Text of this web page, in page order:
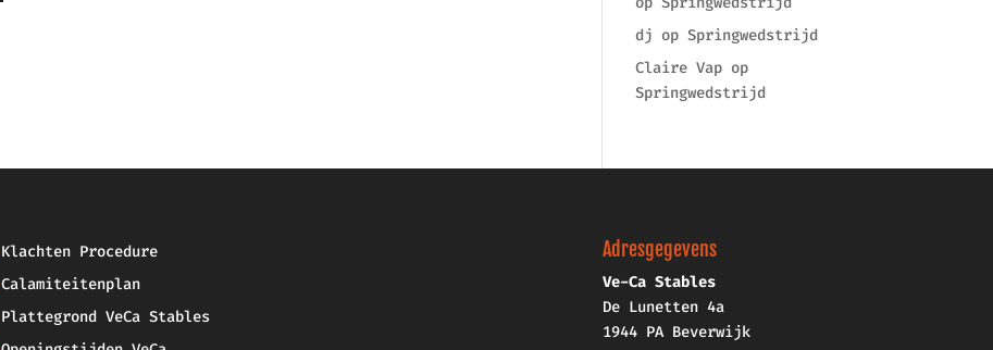
dj opSpringwedstrijd
Claire Vap op
Springwedstrijd
Klachten Procedure
Calamiteitenplan
Plattegrond VeCa Stables
Adresgegevens
Ve-Ca Stables
De Lunetten 4a
1944 PA Beverwijk